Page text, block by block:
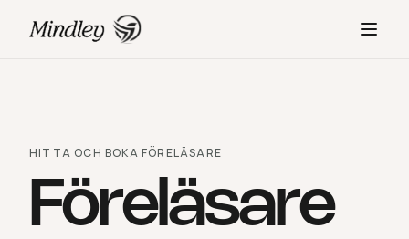
HITTA OCH BOKA FÖRELÄSARE
Föreläsare